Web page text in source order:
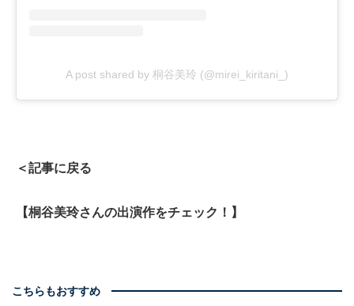
A post shared by 桐谷美玲 (@mirei_kiritani_)
＜記事に戻る
【桐谷美玲さんの出演作をチェック！】
こちらもおすすめ